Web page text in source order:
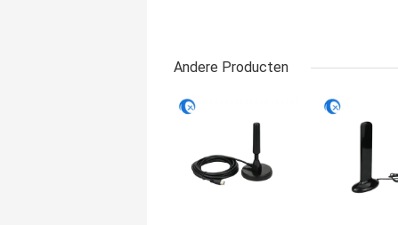
Andere Producten